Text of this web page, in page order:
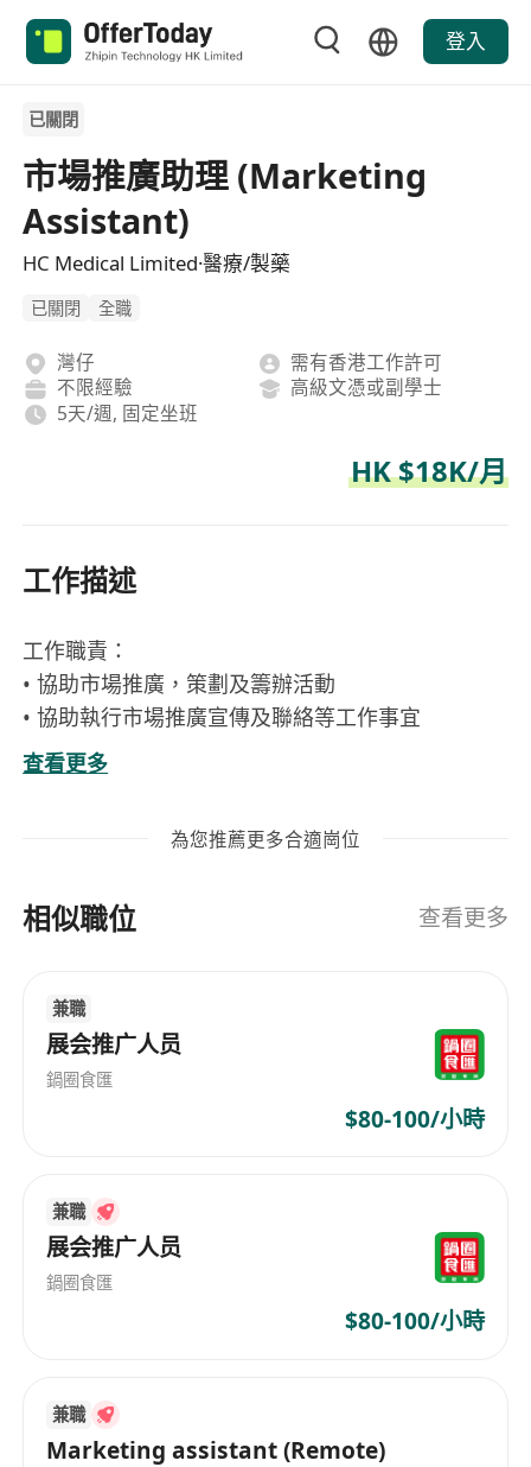
登入
已關閉
市場推廣助理 (Marketing
Assistant)
HC Medical Limited·醫療/製藥
已關閉 全職
灣仔
需有香港工作許可
不限經驗
高級文憑或副學士
5天/週, 固定坐班
HK $18K/月
工作描述
工作職責：
• 協助市場推廣，策劃及籌辦活動
• 協助執行市場推廣宣傳及聯絡等工作事宜
• 了解市場動態，制定推廣策略並出謀獻策
• 優化及更新網站及媒體內容、經營社交媒體平台
• 對軟件、app、社交媒體操作有濃厚興趣者優先
• 良好廣東話、普通話及英語
查看更多
為您推薦更多合適崗位
相似職位 查看更多
兼職
展会推广人员
鍋圈食匯
$80-100/小時
兼職
展会推广人员
鍋圈食匯
$80-100/小時
兼職
Marketing assistant (Remote)